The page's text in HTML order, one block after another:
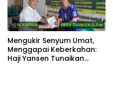
Mengukir Senyum Umat,
Menggapai Keberkahan:
Haji Yansen Tunaikan